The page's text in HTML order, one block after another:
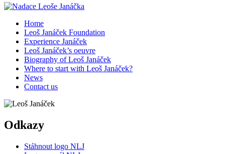
Home
Leoš Janáček Foundation
Experience Janáček
Leoš Janáček’s oeuvre
Biography of Leoš Janáček
Where to start with Leoš Janáček?
News
Contact us
Odkazy
Stáhnout logo NLJ